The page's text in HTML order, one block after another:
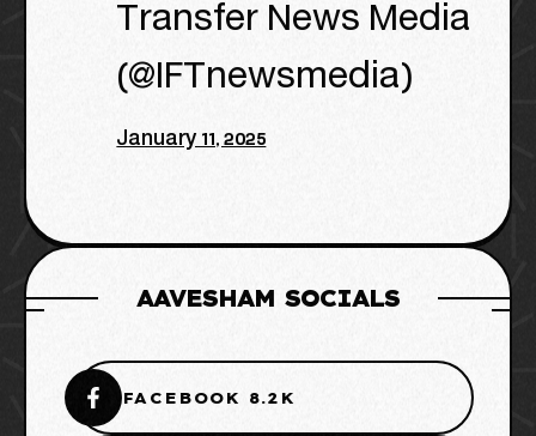
Transfer News Media
(@IFTnewsmedia)
January 11, 2025
AAVESHAM SOCIALS
FACEBOOK 8.2K